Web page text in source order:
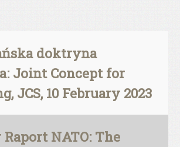
doktryna
Joint Concept for
JCS, 10 February 2023
NATO: The